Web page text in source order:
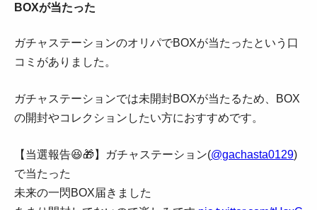
BOXが当たった
ガチャステーションのオリパでBOXが当たったという口
コミがありました。
ガチャステーションでは未開封BOXが当たるため、BOX
の開封やコレクションしたい方におすすめです。
【当選報告😆🎁】ガチャステーション(@gachasta0129)
で当たった
未来の一閃BOX届きました